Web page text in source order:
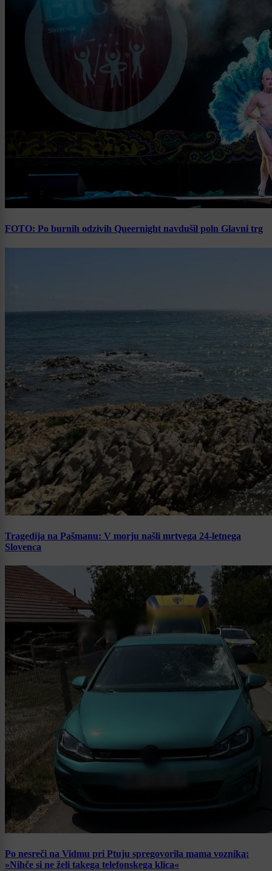
FOTO: Po burnih odzivih Queernight navdušil poln Glavni trg
Tragedija na Pašmanu: V morju našli mrtvega 24-letnega
Slovenca
Po nesreči na Vidmu pri Ptuju spregovorila mama voznika:
»Nihče si ne želi takega telefonskega klica«